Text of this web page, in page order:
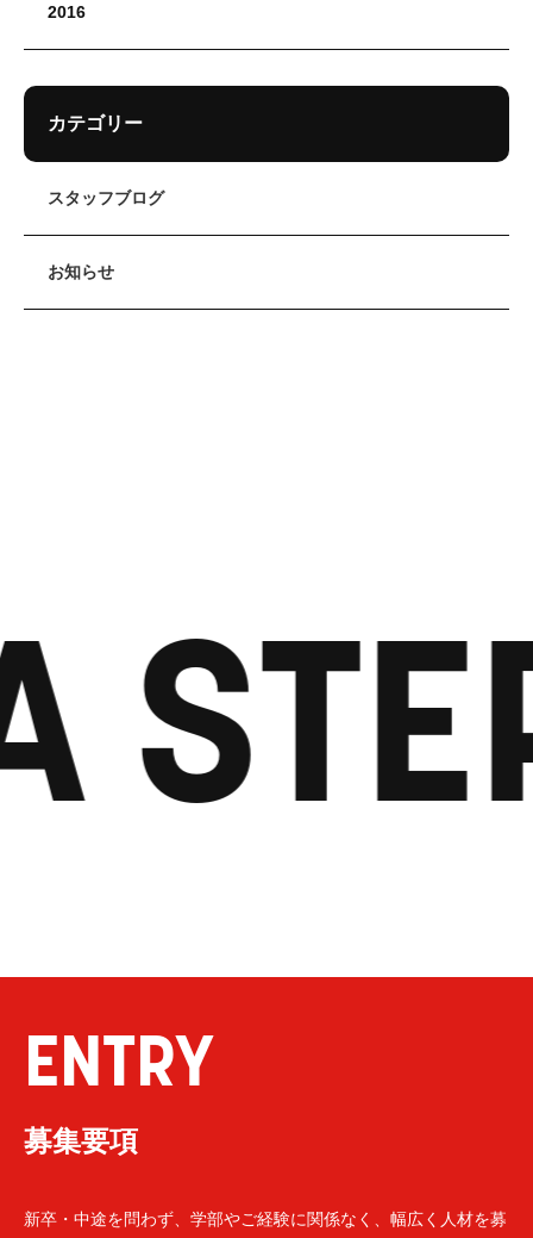
2016
カテゴリー
スタッフブログ
お知らせ
ENTRY
募集要項
新卒・中途を問わず、学部やご経験に関係なく、幅広く人材を募